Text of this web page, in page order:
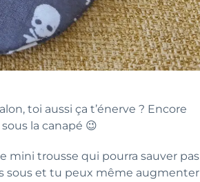
toi aussi ça t’énerve ? Encore
la canapé 😉
mini trousse qui pourra sauver pas
sous et tu peux même augmenter